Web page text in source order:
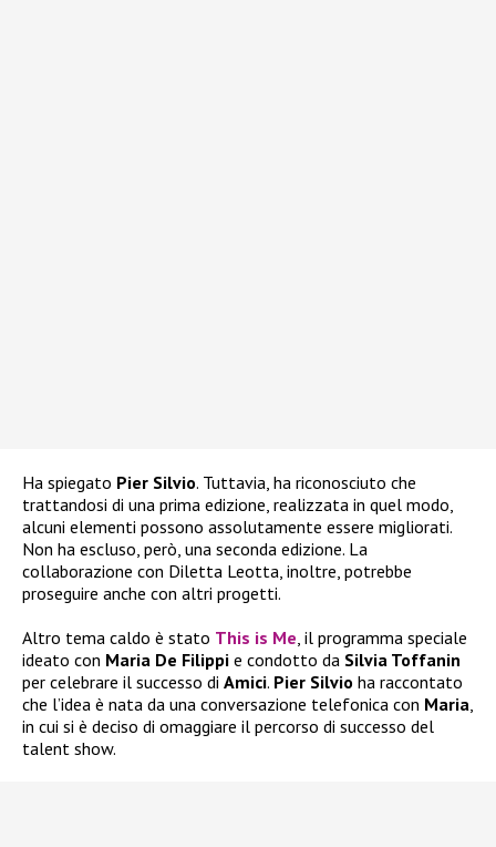
Ha spiegato Pier Silvio. Tuttavia, ha riconosciuto che
trattandosi di una prima edizione, realizzata in quel modo,
alcuni elementi possono assolutamente essere migliorati.
Non ha escluso, però, una seconda edizione. La
collaborazione con Diletta Leotta, inoltre, potrebbe
proseguire anche con altri progetti.
Altro tema caldo è stato This is Me, il programma speciale
ideato con Maria De Filippi e condotto da Silvia Toffanin
per celebrare il successo di Amici. Pier Silvio ha raccontato
che l’idea è nata da una conversazione telefonica con Maria,
in cui si è deciso di omaggiare il percorso di successo del
talent show.